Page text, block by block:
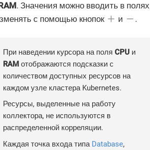
. Значения можно вводить в полях
с помощью кнопок
и .
При наведении курсора на поля CPU и
RAM отображаются подсказки с
количеством доступных ресурсов на
каждом узле кластера Kubernetes.
Ресурсы, выделенные на работу
коллектора, не используются в
распределенной корреляции.
Каждая точка входа типа Database,